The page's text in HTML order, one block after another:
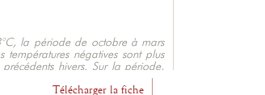
la période de octobre à mars
négatives sont plus
hivers. Sur la période,
moyenne). Février contraste avec
Télécharger la fiche